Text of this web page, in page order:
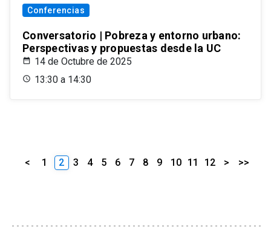
Conferencias
Conversatorio | Pobreza y entorno urbano:
Perspectivas y propuestas desde la UC
14 de Octubre de 2025
13:30 a 14:30
< 1 2 3 4 5 6 7 8 9 10 11 12 > >>